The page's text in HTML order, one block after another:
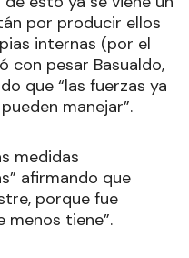
por producir ellos
internas (por el
con pesar Basualdo,
que “las fuerzas ya
manejar”.
medidas
afirmando que
porque fue
tiene”.